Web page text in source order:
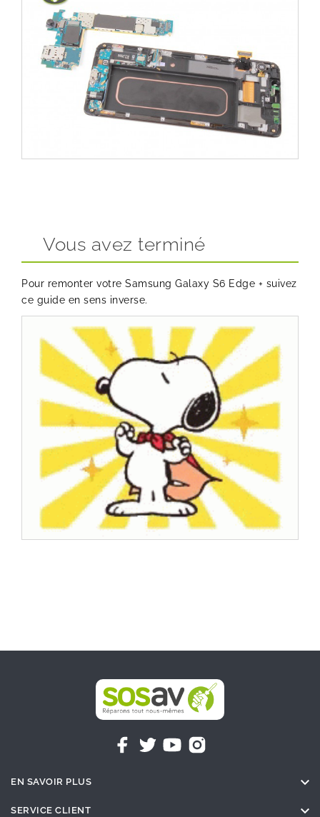
Vous avez terminé
Pour remonter votre Samsung Galaxy S6 Edge + suivez
ce guide en sens inverse.
EN SAVOIR PLUS 
SERVICE CLIENT 